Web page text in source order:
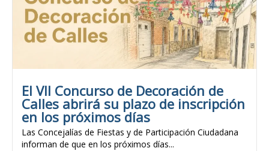
El VII Concurso de Decoración de
Calles abrirá su plazo de inscripción
en los próximos días
Las Concejalías de Fiestas y de Participación Ciudadana
informan de que en los próximos días...